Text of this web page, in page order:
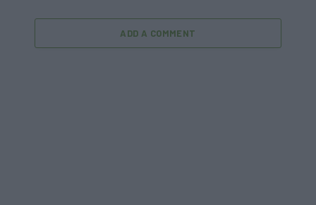
ADD A COMMENT